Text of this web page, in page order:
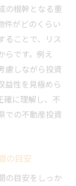
の根幹となる重
件がどのくらい
ることで、リス
らです。例え
慮しながら投資
益性を見極めら
確に理解し、不
での不動産投資
の目安
の目安をしっか